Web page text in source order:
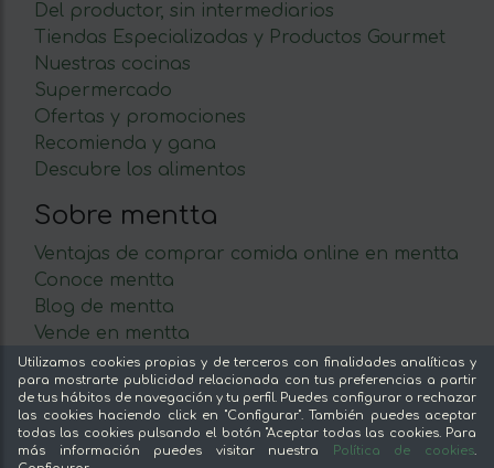
Del productor, sin intermediarios
Tiendas Especializadas y Productos Gourmet
Nuestras cocinas
Supermercado
Ofertas y promociones
Recomienda y gana
Descubre los alimentos
Sobre mentta
Ventajas de comprar comida online en mentta
Conoce mentta
Blog de mentta
Vende en mentta
Fidelización
Preguntas frecuentes
Legal
Utilizamos cookies propias y de terceros con finalidades analíticas y
para mostrarte publicidad relacionada con tus preferencias a partir
de tus hábitos de navegación y tu perfil. Puedes configurar o rechazar
las cookies haciendo click en "Configurar". También puedes aceptar
todas las cookies pulsando el botón "Aceptar todas las cookies. Para
más información puedes visitar nuestra
Política de cookies.